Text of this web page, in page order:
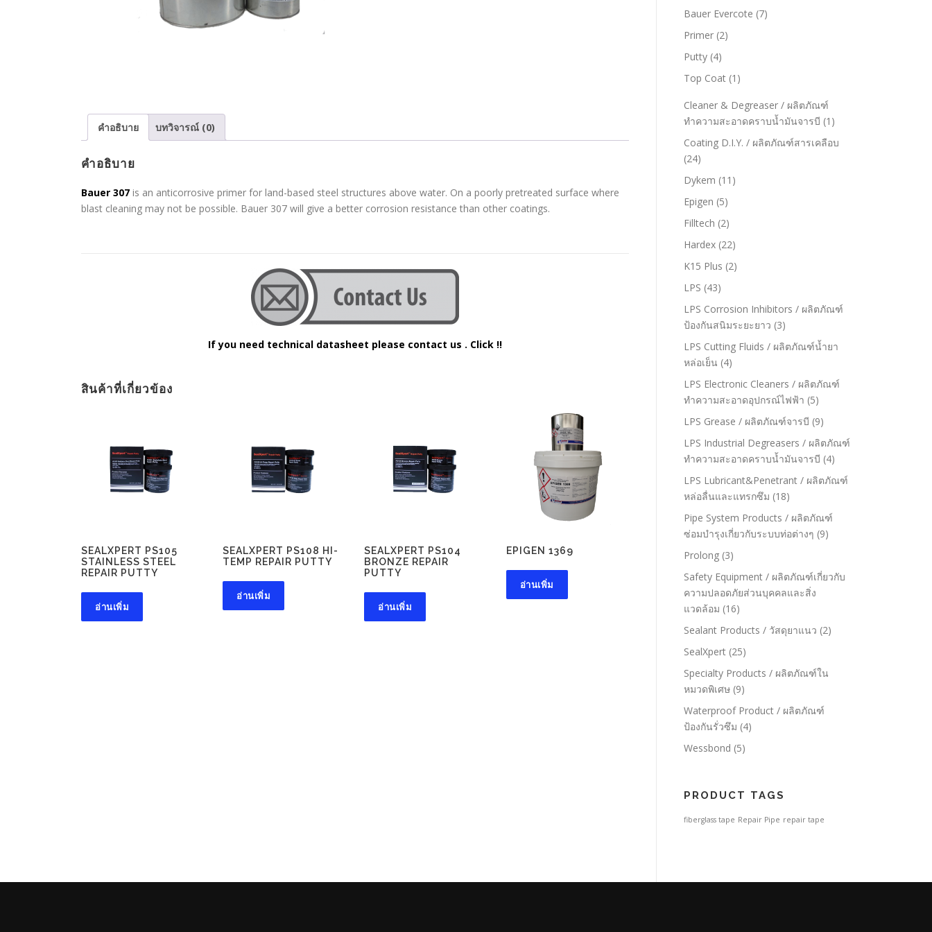
คำอธิบาย บทวิจารณ์ (0)
คำอธิบาย
Bauer 307 is an anticorrosive primer for land-based steel structures above water. On a poorly pretreated surface where
blast cleaning may not be possible. Bauer 307 will give a better corrosion resistance than other coatings.
If you need technical datasheet please contact us . Click !!
สินค้าที่เกี่ยวข้อง
SEALXPERT PS105
STAINLESS STEEL
REPAIR PUTTY
อ่านเพิ่ม
SEALXPERT PS108 HI-
TEMP REPAIR PUTTY
อ่านเพิ่ม
SEALXPERT PS104
BRONZE REPAIR
PUTTY
อ่านเพิ่ม
EPIGEN 1369
อ่านเพิ่ม
Bauer Evercote (7)
Primer (2)
Putty (4)
Top Coat (1)
Cleaner & Degreaser / ผลิตภัณฑ์
ทำความสะอาดคราบน้ำมันจารบี (1)
Coating D.I.Y. / ผลิตภัณฑ์สารเคลือบ
(24)
Dykem (11)
Epigen (5)
Filltech (2)
Hardex (22)
K15 Plus (2)
LPS (43)
LPS Corrosion Inhibitors / ผลิตภัณฑ์
ป้องกันสนิมระยะยาว (3)
LPS Cutting Fluids / ผลิตภัณฑ์น้ำยา
หล่อเย็น (4)
LPS Electronic Cleaners / ผลิตภัณฑ์
ทำความสะอาดอุปกรณ์ไฟฟ้า (5)
LPS Grease / ผลิตภัณฑ์จารบี (9)
LPS Industrial Degreasers / ผลิตภัณฑ์
ทำความสะอาดคราบน้ำมันจารบี (4)
LPS Lubricant&Penetrant / ผลิตภัณฑ์
หล่อลื่นและแทรกซึม (18)
Pipe System Products / ผลิตภัณฑ์
ซ่อมบำรุงเกี่ยวกับระบบท่อต่างๆ (9)
Prolong (3)
Safety Equipment / ผลิตภัณฑ์เกี่ยวกับ
ความปลอดภัยส่วนบุคคลและสิ่ง
แวดล้อม (16)
Sealant Products / วัสดุยาแนว (2)
SealXpert (25)
Specialty Products / ผลิตภัณฑ์ใน
หมวดพิเศษ (9)
Waterproof Product / ผลิตภัณฑ์
ป้องกันรั่วซึม (4)
Wessbond (5)
PRODUCT TAGS
fiberglass tape Repair Pipe repair tape